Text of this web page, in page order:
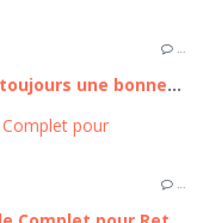
…
Acheter un iPhone 12 en 2026 : est ce toujours une bonne affaire ?
…